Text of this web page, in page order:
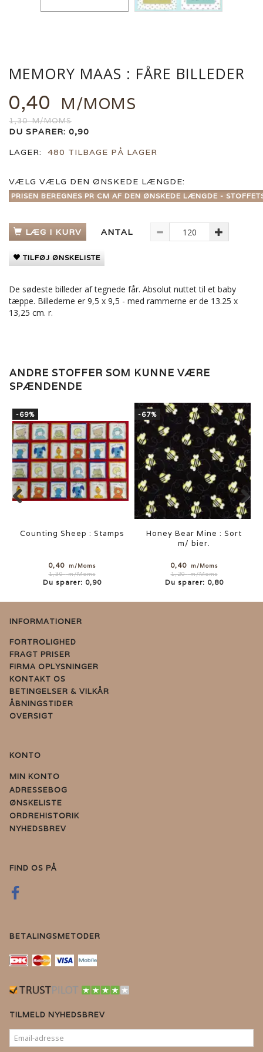
MEMORY MAAS : FÅRE BILLEDER
0,40 M/MOMS
1,30M/MOMS
DU SPARER: 0,90
LAGER:
480 TILBAGE PÅ LAGER
VÆLG VÆLG DEN ØNSKEDE LÆNGDE:
PRISEN BEREGNES PR CM AF DEN ØNSKEDE LÆNGDE -
LÆG I KURV ANTAL
TILFØJ ØNSKELISTE
De sødeste billeder af tegnede får. Absolut nuttet til et baby
tæppe. Billederne er 9,5 x 9,5 - med rammerne er de 13.25 x
13,25 cm. r.
ANDRE STOFFER SOM KUNNE VÆRE
SPÆNDENDE
-69%
Counting Sheep : Stamps
0,40 m/Moms
1,30m/Moms
Du sparer: 0,90
-67%
Honey Bear Mine : Sort
m/ bier.
0,40 m/Moms
1,20m/Moms
Du sparer: 0,80
INFORMATIONER
FORTROLIGHED
FRAGT PRISER
FIRMA OPLYSNINGER
KONTAKT OS
BETINGELSER & VILKÅR
ÅBNINGSTIDER
OVERSIGT
KONTO
MIN KONTO
ADRESSEBOG
ØNSKELISTE
ORDREHISTORIK
NYHEDSBREV
FIND OS PÅ
BETALINGSMETODER
TILMELD NYHEDSBREV
EMAIL-
ADRESSE